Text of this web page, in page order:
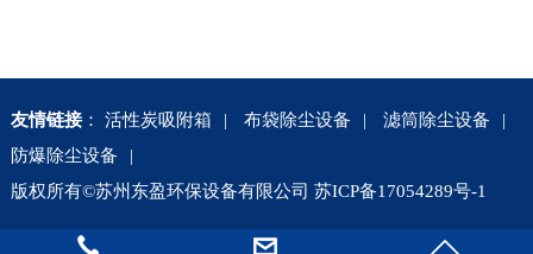
有效的处理方
法，但是由于
处理方式的不
同，在处理的
效果跟每个工
艺的优缺点也
大不相同，这
几种当...
东盈环保小编
为大家带来活
性炭吸附工艺
艺的优缺点解
析：近几年，
随着二氧化
硫、氮氧化物
在印刷、烘
干、复合和清
洗等生产工艺
来源于油墨、
粘...
友情链接： 活性炭吸附箱 | 布袋除尘设备 | 滤筒除尘设备
|
防爆除尘设备
|
版权所有©苏州东盈环保设备有限公司 苏ICP备17054289号-1